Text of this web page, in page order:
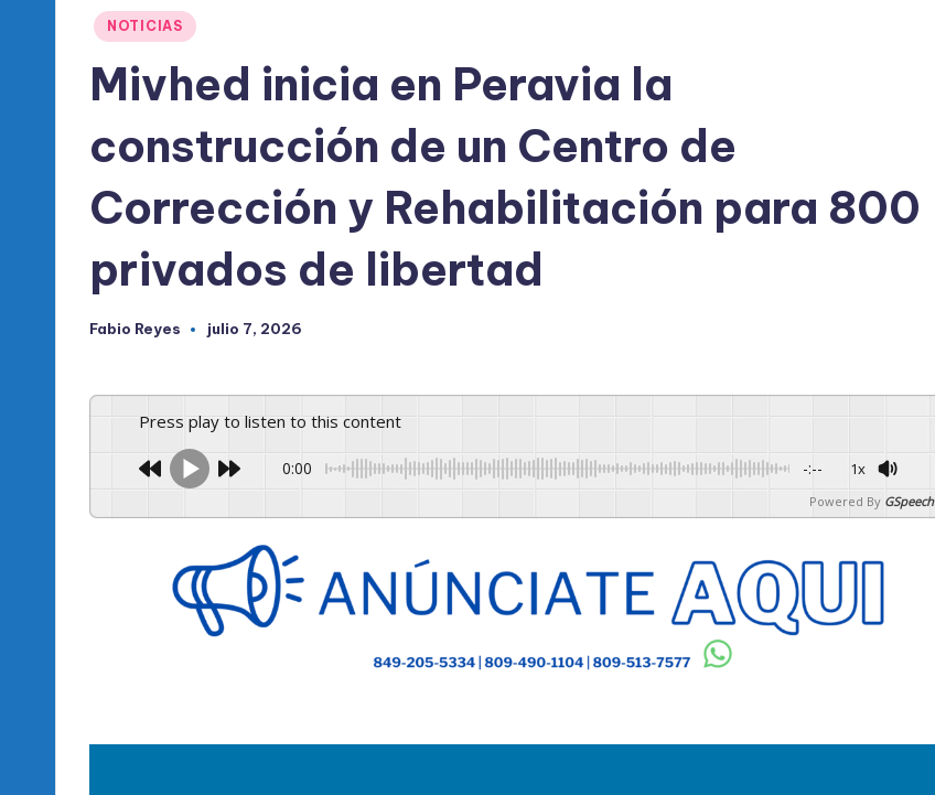
M
Publicado
NOTICIAS
Mivhed inicia en Peravia la
construcción de un Centro de
Corrección y Rehabilitación para 800
privados de libertad
Publicado
Fabio Reyes julio 7, 2026
Press play to listen to this content
0:00 -:-- 1x
Powered By GSpeech